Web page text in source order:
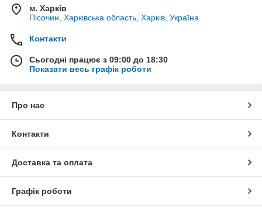
м. Харків
Пісочин, Харківська область, Харків, Україна
Контакти
Сьогодні працює з 09:00 до 18:30
Показати весь графік роботи
Про нас
Контакти
Доставка та оплата
Графік роботи